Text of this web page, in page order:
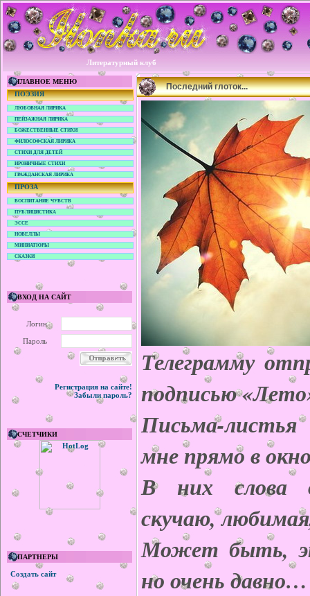
Литературный клуб
ГЛАВНОЕ МЕНЮ
ПОЭЗИЯ
ЛЮБОВНАЯ ЛИРИКА
ПЕЙЗАЖНАЯ ЛИРИКА
БОЖЕСТВЕННЫЕ СТИХИ
ФИЛОСОФСКАЯ ЛИРИКА
СТИХИ ДЛЯ ДЕТЕЙ
ИРОНИЧНЫЕ СТИХИ
ГРАЖДАНСКАЯ ЛИРИКА
ПРОЗА
ВОСПИТАНИЕ ЧУВСТВ
ПУБЛИЦИСТИКА
ЭССЕ
НОВЕЛЛЫ
МИНИАТЮРЫ
СКАЗКИ
ВХОД НА САЙТ
Логин
Пароль
Регистрация на сайте!
Забыли пароль?
СЧЕТЧИКИ
ПАРТНЕРЫ
Создать сайт
Последний глоток...
Телеграмму
подписью
Письма-листья
мне прямо в
В них слова
скучаю,
Может быть,
но очень давно…